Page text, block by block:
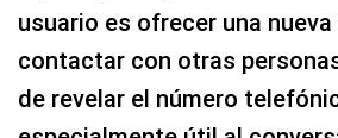
usuario es ofrecer una
contactar con otras
de revelar el número